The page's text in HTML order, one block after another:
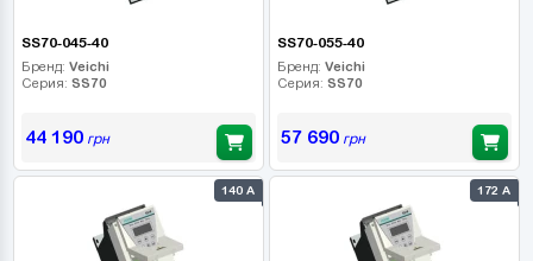
SS70-045-40
Бренд: Veichi
Серия: SS70
44 190грн
SS70-055-40
Бренд: Veichi
Серия: SS70
57 690грн
140 А 172 А